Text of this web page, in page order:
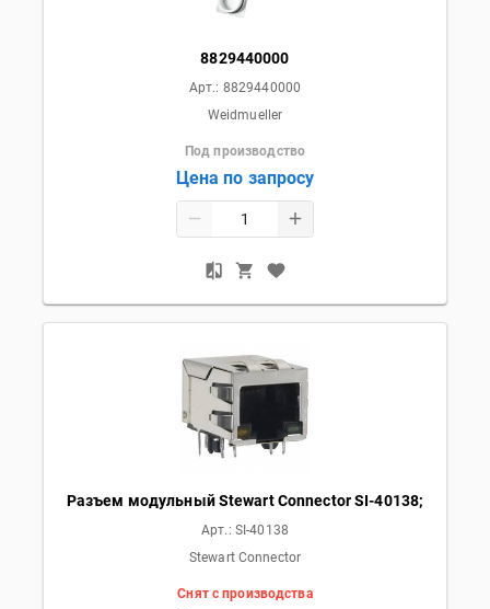
8829440000
Арт.: 8829440000
Weidmueller
Под производство
Цена по запросу
Разъем модульный Stewart Connector SI-40138;
Арт.: SI-40138
Stewart Connector
Снят с производства